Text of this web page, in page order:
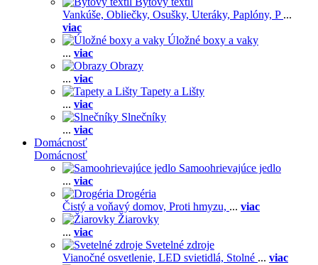
Vankúše, Obliečky, Osušky, Uteráky, Paplóny, P ...
viac
Úložné boxy a vaky
... viac
Obrazy
... viac
Tapety a Lišty
... viac
Slnečníky
... viac
Domácnosť
Domácnosť
Samoohrievajúce jedlo
... viac
Drogéria
Čistý a voňavý domov, Proti hmyzu, ... viac
Žiarovky
... viac
Svetelné zdroje
Vianočné osvetlenie, LED svietidlá, Stolné ... viac